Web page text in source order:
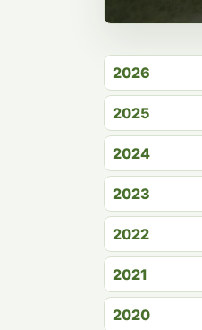
2026
2025
2024
2023
2022
2021
2020